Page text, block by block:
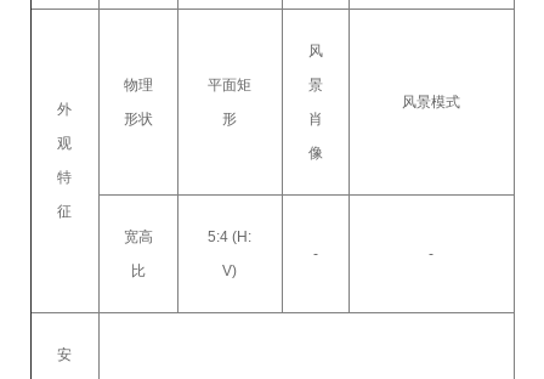
外
观
特
征
物理
形状
平面矩
形
风
景
肖
像
风景模式
宽高
比
5:4 (H:
V)
- -
安